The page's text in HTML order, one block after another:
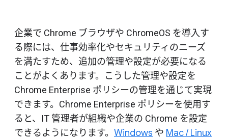
非推奨ポリシーを含める
企業で Chrome ブラウザや ChromeOS を導入す
る際には、仕事効率化やセキュリティのニーズ
を満たすため、追加の管理や設定が必要になる
ことがよくあります。こうした管理や設定を
Chrome Enterprise ポリシーの管理を通じて実現
できます。Chrome Enterprise ポリシーを使用す
ると、IT 管理者が組織や企業の Chrome を設定
できるようになります。 Windows や Mac / Linux